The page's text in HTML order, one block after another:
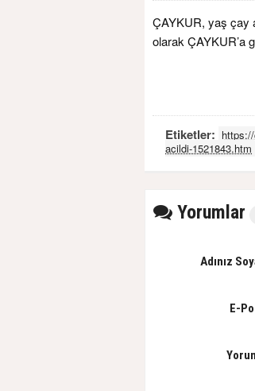
ÇAYKUR, yaş çay
olarak ÇAYKUR’a
Etiketler:
acildi-1521843.htm
Yorumlar
Adınız
E-